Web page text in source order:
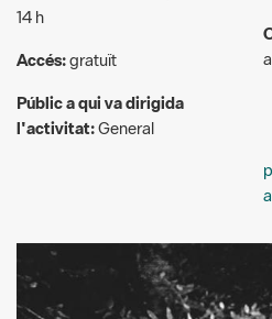
Públic a qui va dirigida
l'activitat:
General